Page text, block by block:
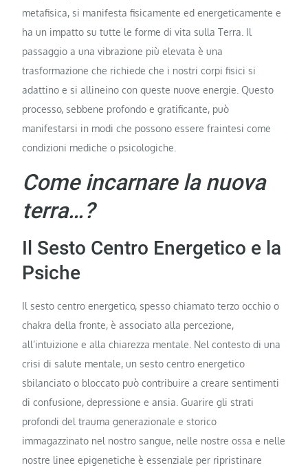
metafisica, si manifesta fisicamente ed energeticamente e
ha un impatto su tutte le forme di vita sulla Terra. Il
passaggio a una vibrazione più elevata è una
trasformazione che richiede che i nostri corpi fisici si
adattino e si allineino con queste nuove energie. Questo
processo, sebbene profondo e gratificante, può
manifestarsi in modi che possono essere fraintesi come
condizioni mediche o psicologiche.
Come incarnare la nuova
terra…?
Il Sesto Centro Energetico e la
Psiche
Il sesto centro energetico, spesso chiamato terzo occhio o
chakra della fronte, è associato alla percezione,
all’intuizione e alla chiarezza mentale. Nel contesto di una
crisi di salute mentale, un sesto centro energetico
sbilanciato o bloccato può contribuire a creare sentimenti
di confusione, depressione e ansia. Guarire gli strati
profondi del trauma generazionale e storico
immagazzinato nel nostro sangue, nelle nostre ossa e nelle
nostre linee epigenetiche è essenziale per ripristinare